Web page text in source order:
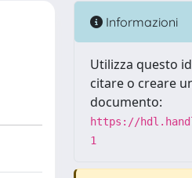
Informazioni
Utilizza questo
citare o creare
documento:
https://
1